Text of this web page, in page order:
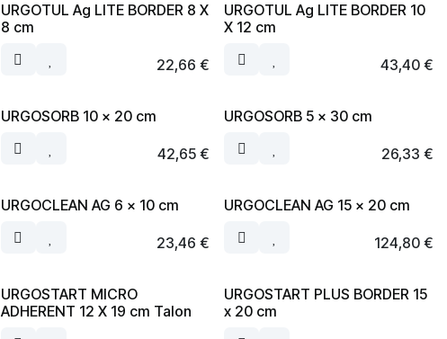
URGOTUL Ag LITE BORDER 8 X
8 cm
22,66 €
URGOTUL Ag LITE BORDER 10
X 12 cm
43,40€
URGOSORB 10 x 20 cm
42,65 €
URGOSORB 5 x 30 cm
26,33 €
URGOCLEAN AG 6 x 10 cm
23,46 €
URGOCLEAN AG 15 x 20 cm
124,80€
URGOSTART MICRO
ADHERENT 12 X 19 cm Talon
URGOSTART PLUS BORDER 15
x 20 cm